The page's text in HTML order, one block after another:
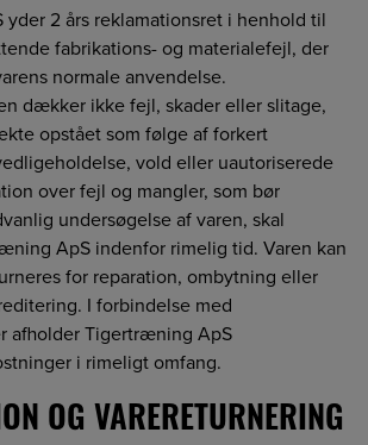
2 års reklamationsret i henhold til
fabrikations- og materialefejl, der
normale anvendelse.
dækker ikke fejl, skader eller slitage,
opstået som følge af forkert
vold eller uautoriserede
over fejl og mangler, som bør
undersøgelse af varen, skal
ApS indenfor rimelig tid. Varen kan
for reparation, ombytning eller
I forbindelse med
afholder Tigertræning ApS
i rimeligt omfang.
OG VARERETURNERING